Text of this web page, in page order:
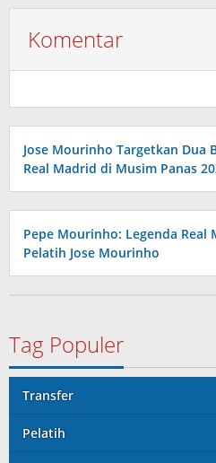
Komentar
Jose Mourinho Targetkan Dua
Real Madrid di Musim Panas
Pepe Mourinho: Legenda Real
Pelatih Jose Mourinho
Tag Populer
Transfer
Pelatih